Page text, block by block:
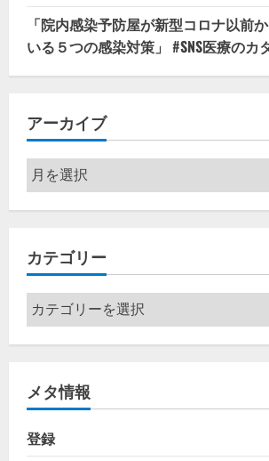
「院内感染予防屋が新型コロナ以前
いる５つの感染対策」 #SNS医療のカ
アーカイブ
ア
ー
カ
ブ
カテゴリー
カ
テ
ゴ
ー
メタ情報
登録